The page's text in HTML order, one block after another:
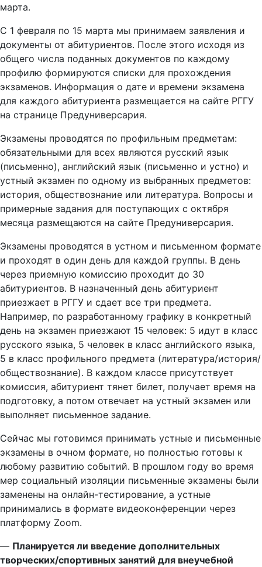
марта.
С 1 февраля по 15 марта мы принимаем заявления и
документы от абитуриентов. После этого исходя из
общего числа поданных документов по каждому
профилю формируются списки для прохождения
экзаменов. Информация о дате и времени экзамена
для каждого абитуриента размещается на сайте РГГУ
на странице Предуниверсария.
Экзамены проводятся по профильным предметам:
обязательными для всех являются русский язык
(письменно), английский язык (письменно и устно) и
устный экзамен по одному из выбранных предметов:
история, обществознание или литература. Вопросы и
примерные задания для поступающих с октября
месяца размещаются на сайте Предуниверсария.
Экзамены проводятся в устном и письменном формате
и проходят в один день для каждой группы. В день
через приемную комиссию проходит до 30
абитуриентов. В назначенный день абитуриент
приезжает в РГГУ и сдает все три предмета.
Например, по разработанному графику в конкретный
день на экзамен приезжают 15 человек: 5 идут в класс
русского языка, 5 человек в класс английского языка,
5 в класс профильного предмета (литература/история/
обществознание). В каждом классе присутствует
комиссия, абитуриент тянет билет, получает время на
подготовку, а потом отвечает на устный экзамен или
выполняет письменное задание.
Сейчас мы готовимся принимать устные и письменные
экзамены в очном формате, но полностью готовы к
любому развитию событий. В прошлом году во время
мер социальный изоляции письменные экзамены были
заменены на онлайн-тестирование, а устные
принимались в формате видеоконференции через
платформу Zoom.
— Планируется ли введение дополнительных
творческих/спортивных занятий для внеучебной